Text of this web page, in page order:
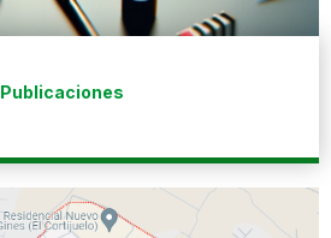
Publicaciones